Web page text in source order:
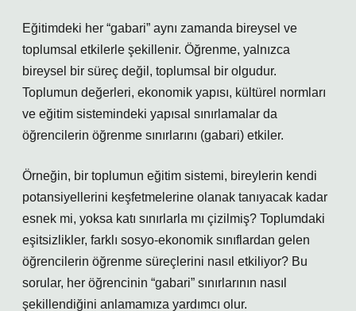
Eğitimdeki her “gabari” aynı zamanda bireysel ve
toplumsal etkilerle şekillenir. Öğrenme, yalnızca
bireysel bir süreç değil, toplumsal bir olgudur.
Toplumun değerleri, ekonomik yapısı, kültürel normları
ve eğitim sistemindeki yapısal sınırlamalar da
öğrencilerin öğrenme sınırlarını (gabari) etkiler.
Örneğin, bir toplumun eğitim sistemi, bireylerin kendi
potansiyellerini keşfetmelerine olanak tanıyacak kadar
esnek mi, yoksa katı sınırlarla mı çizilmiş? Toplumdaki
eşitsizlikler, farklı sosyo-ekonomik sınıflardan gelen
öğrencilerin öğrenme süreçlerini nasıl etkiliyor? Bu
sorular, her öğrencinin “gabari” sınırlarının nasıl
şekillendiğini anlamamıza yardımcı olur.